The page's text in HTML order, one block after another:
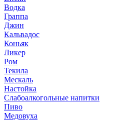
Водка
Граппа
Джин
Кальвадос
Коньяк
Ликер
Ром
Текила
Мескаль
Настойка
Слабоалкогольные напитки
Пиво
Медовуха